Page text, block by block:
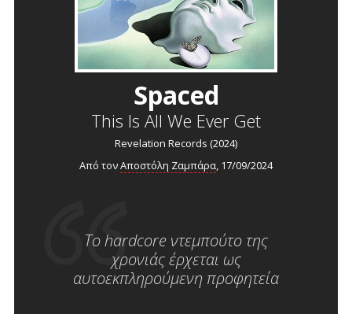
Spaced
This Is All We Ever Get
Revelation Records (2024)
Από τονΑποστόλη Ζαμπάρα, 17/09/2024
To hardcore ντεμπούτο της
χρονιάς έρχεται ως
αυτοεκπληρούμενη προφητεία